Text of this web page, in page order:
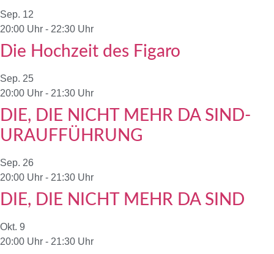
Sep. 12
20:00 Uhr - 22:30 Uhr
Die Hochzeit des Figaro
Sep. 25
20:00 Uhr - 21:30 Uhr
DIE, DIE NICHT MEHR DA SIND-
URAUFFÜHRUNG
Sep. 26
20:00 Uhr - 21:30 Uhr
DIE, DIE NICHT MEHR DA SIND
Okt. 9
20:00 Uhr - 21:30 Uhr